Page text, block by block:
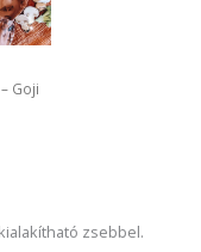
Goji
zsebbel.